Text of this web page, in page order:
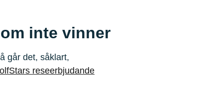
inte vinner
går det, såklart,
reseerbjudande